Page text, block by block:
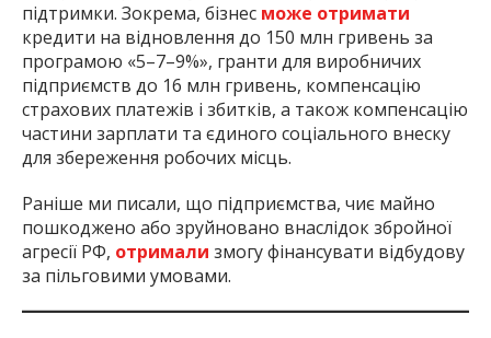
підтримки. Зокрема, бізнес може отримати
кредити на відновлення до 150 млн гривень за
програмою «5–7–9%», гранти для виробничих
підприємств до 16 млн гривень, компенсацію
страхових платежів і збитків, а також компенсацію
частини зарплати та єдиного соціального внеску
для збереження робочих місць.
Раніше ми писали, що підприємства, чиє майно
пошкоджено або зруйновано внаслідок збройної
агресії РФ, отримали змогу фінансувати відбудову
за пільговими умовами.